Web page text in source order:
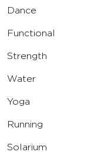
Dance
Functional
Strength
Water
Yoga
Running
Solarium